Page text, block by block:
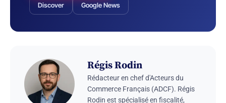
Discover Google News
Régis Rodin
Rédacteur en chef d'Acteurs du
Commerce Français (ADCF). Régis
Rodin est spécialisé en fiscalité,